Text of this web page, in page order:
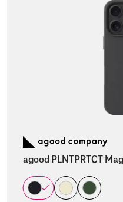
agood PLNTPRTCT